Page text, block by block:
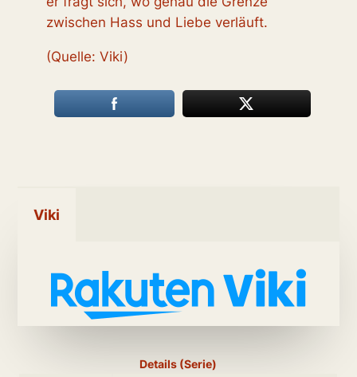
zwischen Hass und Liebe verläuft.
(Quelle: Viki)
Viki
Details (Serie)